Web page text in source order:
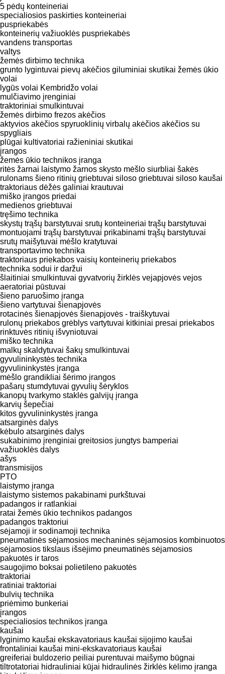
5 pėdų konteineriai
specialiosios paskirties konteineriai
puspriekabės
konteinerių važiuoklės puspriekabės
vandens transportas
valtys
žemės dirbimo technika
grunto lygintuvai pievų akėčios giluminiai skutikai žemės ūkio
volai
lygūs volai Kembridžo volai
mulčiavimo įrenginiai
traktoriniai smulkintuvai
žemės dirbimo frezos akėčios
aktyvios akėčios spyruoklinių virbalų akėčios akėčios su
spygliais
plūgai kultivatoriai ražieniniai skutikai
įrangos
žemės ūkio technikos įranga
ritės žarnai laistymo žarnos skysto mėšlo siurbliai šakės
rulonams šieno ritinių griebtuvai siloso griebtuvai siloso kaušai
traktoriaus dėžės galiniai krautuvai
miško įrangos priedai
medienos griebtuvai
tręšimo technika
skystų trąšų barstytuvai srutų konteineriai trąšų barstytuvai
montuojami trąšų barstytuvai prikabinami trąšų barstytuvai
srutų maišytuvai mėšlo kratytuvai
transportavimo technika
traktoriaus priekabos vaisių konteinerių priekabos
technika sodui ir daržui
šlaitiniai smulkintuvai gyvatvorių žirklės vejapjovės vejos
aeratoriai pūstuvai
šieno paruošimo įranga
šieno vartytuvai šienapjovės
rotacinės šienapjovės šienapjovės - traiškytuvai
rulonų priekabos grėblys vartytuvai kitkiniai presai priekabos
rinktuvės ritinių išvyniotuvai
miško technika
malkų skaldytuvai šakų smulkintuvai
gyvulininkystės technika
gyvulininkystės įranga
mėšlo grandikliai šėrimo įrangos
pašarų stumdytuvai gyvulių šėryklos
kanopų tvarkymo staklės galvijų įranga
karvių šepečiai
kitos gyvulininkystės įranga
atsarginės dalys
kėbulo atsarginės dalys
sukabinimo įrenginiai greitosios jungtys bamperiai
važiuoklės dalys
ašys
transmisijos
PTO
laistymo įranga
laistymo sistemos pakabinami purkštuvai
padangos ir ratlankiai
ratai žemės ūkio technikos padangos
padangos traktoriui
sėjamoji ir sodinamoji technika
pneumatinės sėjamosios mechaninės sėjamosios kombinuotos
sėjamosios tikslaus išsėjimo pneumatinės sėjamosios
pakuotės ir taros
saugojimo boksai polietileno pakuotės
traktoriai
ratiniai traktoriai
bulvių technika
priėmimo bunkeriai
įrangos
specialiosios technikos įranga
kaušai
lyginimo kaušai ekskavatoriaus kaušai sijojimo kaušai
frontaliniai kaušai mini-ekskavatoriaus kaušai
greiferiai buldozerio peiliai purentuvai maišymo būgnai
tiltrotatoriai hidrauliniai kūjai hidraulinės žirklės kėlimo įranga